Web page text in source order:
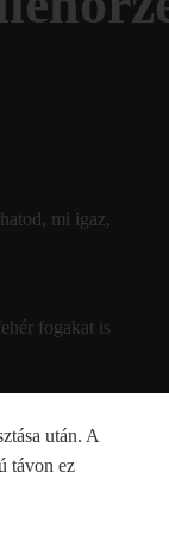
mi igaz,
fogakat is
után. A
távon ez